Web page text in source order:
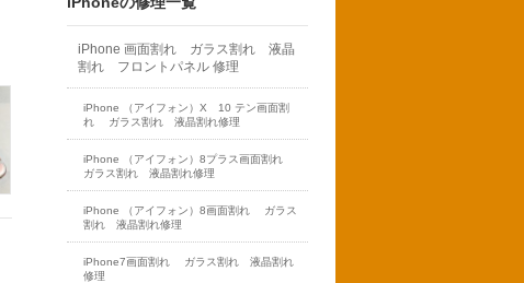
iPhone 画面割れ ガラス割れ 液晶
割れ フロントパネル 修理
iPhone （アイフォン）X 10 テン画面割
れ ガラス割れ 液晶割れ修理
iPhone （アイフォン）8プラス画面割れ
ガラス割れ 液晶割れ修理
iPhone （アイフォン）8画面割れ ガラス
割れ 液晶割れ修理
iPhone7画面割れ ガラス割れ 液晶割れ
修理